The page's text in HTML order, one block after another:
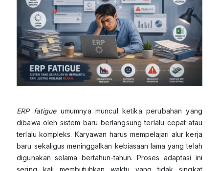
ERP fatigueumumnya muncul ketika perubahan yang
dibawa oleh sistem baru berlangsung terlalu cepat atau
terlalu kompleks. Karyawan harus mempelajari alur kerja
baru sekaligus meninggalkan kebiasaan lama yang telah
digunakan selama bertahun-tahun. Proses adaptasi ini
sering kali membutuhkan waktu yang tidak singkat